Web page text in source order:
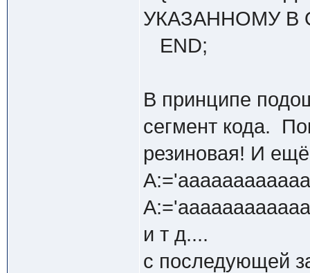
УКАЗАННОМУ В
END;
В принципе
сегмент кода.
резиновая! И
и т д....
с последующей